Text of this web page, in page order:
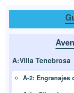
A:Villa Tenebrosa
A-2: Engranajes